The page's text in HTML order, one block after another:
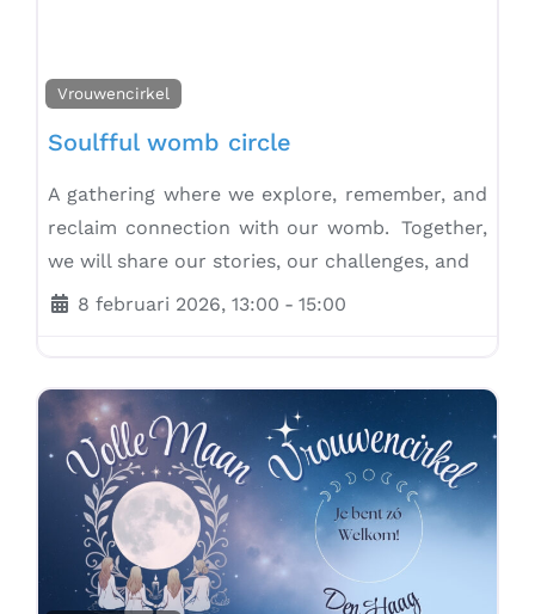
Vrouwencirkel
Soulfful womb circle
A gathering where we explore, remember, and
reclaim connection with our womb. Together,
we will share our stories, our challenges, and
8 februari 2026, 13:00 - 15:00